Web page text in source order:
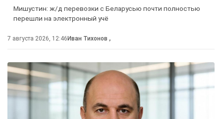
Мишустин: ж/д перевозки с Беларусью почти полностью
перешли на электронный учё
7 августа 2026, 12:46 Иван Тихонов ,